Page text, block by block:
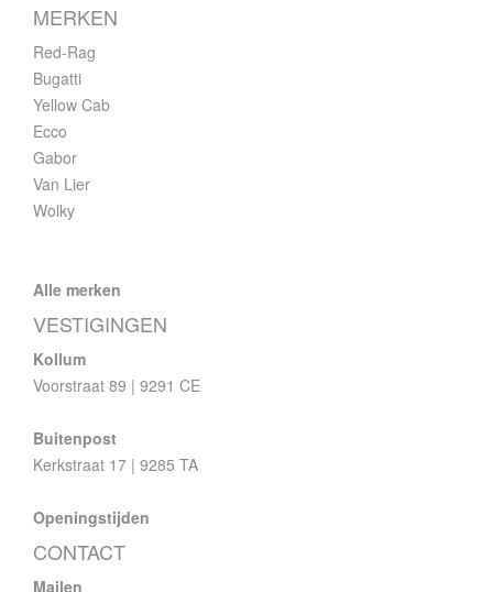
MERKEN
Red-Rag
Bugatti
Yellow Cab
Ecco
Gabor
Van Lier
Wolky
Alle merken
VESTIGINGEN
Kollum
Voorstraat 89 | 9291 CE
Buitenpost
Kerkstraat 17 | 9285 TA
Openingstijden
CONTACT
Mailen